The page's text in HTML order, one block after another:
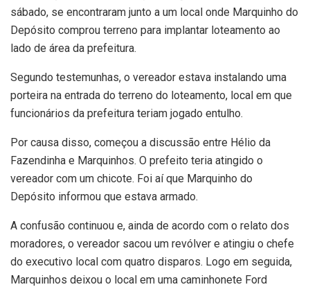
sábado, se encontraram junto a um local onde Marquinho do
Depósito comprou terreno para implantar loteamento ao
lado de área da prefeitura.
Segundo testemunhas, o vereador estava instalando uma
porteira na entrada do terreno do loteamento, local em que
funcionários da prefeitura teriam jogado entulho.
Por causa disso, começou a discussão entre Hélio da
Fazendinha e Marquinhos. O prefeito teria atingido o
vereador com um chicote. Foi aí que Marquinho do
Depósito informou que estava armado.
A confusão continuou e, ainda de acordo com o relato dos
moradores, o vereador sacou um revólver e atingiu o chefe
do executivo local com quatro disparos. Logo em seguida,
Marquinhos deixou o local em uma caminhonete Ford